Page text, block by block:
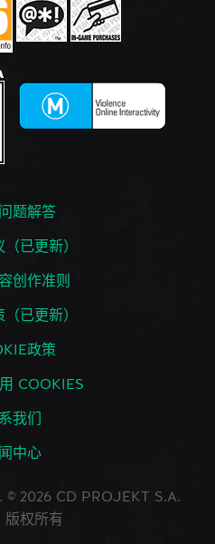
题解答
已更新）
创作准则
（已更新）
政策
COOKIES
我们
中心
© 2026 CD PROJEKT S.A.
版权所有